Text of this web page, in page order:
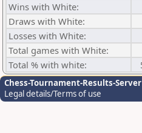
Wins with White:
Draws with White:
Losses with White:
Total games with White:
Total % with white:
Chess-Tournament-Results-Server
Legal details/Terms of use